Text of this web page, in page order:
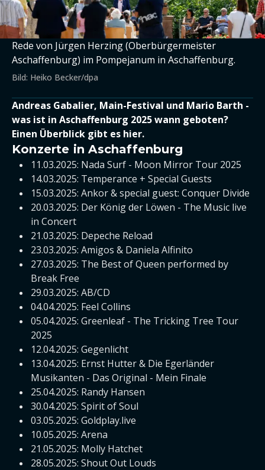
Rede von Jürgen Herzing (Oberbürgermeister
Aschaffenburg) im Pompejanum in Aschaffenburg.
Bild: Heiko Becker/dpa
Andreas Gabalier, Main-Festival und Mario Barth -
was ist in Aschaffenburg 2025 wann geboten?
Einen Überblick gibt es hier.
Konzerte in Aschaffenburg
11.03.2025: Nada Surf - Moon Mirror Tour 2025
14.03.2025: Temperance + Special Guests
15.03.2025: Ankor & special guest: Conquer Divide
20.03.2025: Der König der Löwen - The Music live
in Concert
21.03.2025: Depeche Reload
23.03.2025: Amigos & Daniela Alfinito
27.03.2025: The Best of Queen performed by
Break Free
29.03.2025: AB/CD
04.04.2025: Feel Collins
05.04.2025: Greenleaf - The Tricking Tree Tour
2025
12.04.2025: Gegenlicht
13.04.2025: Ernst Hutter & Die Egerländer
Musikanten - Das Original - Mein Finale
25.04.2025: Randy Hansen
30.04.2025: Spirit of Soul
03.05.2025: Goldplay.live
10.05.2025: Arena
21.05.2025: Molly Hatchet
28.05.2025: Shout Out Louds